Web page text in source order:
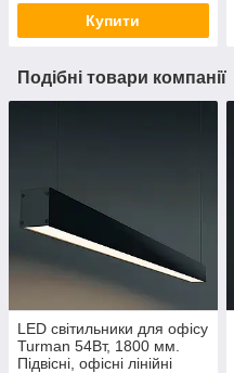
Купити
Подібні товари компанії
LED світильники для офісу
Turman 54Вт, 1800 мм.
Підвісні, офісні лінійні